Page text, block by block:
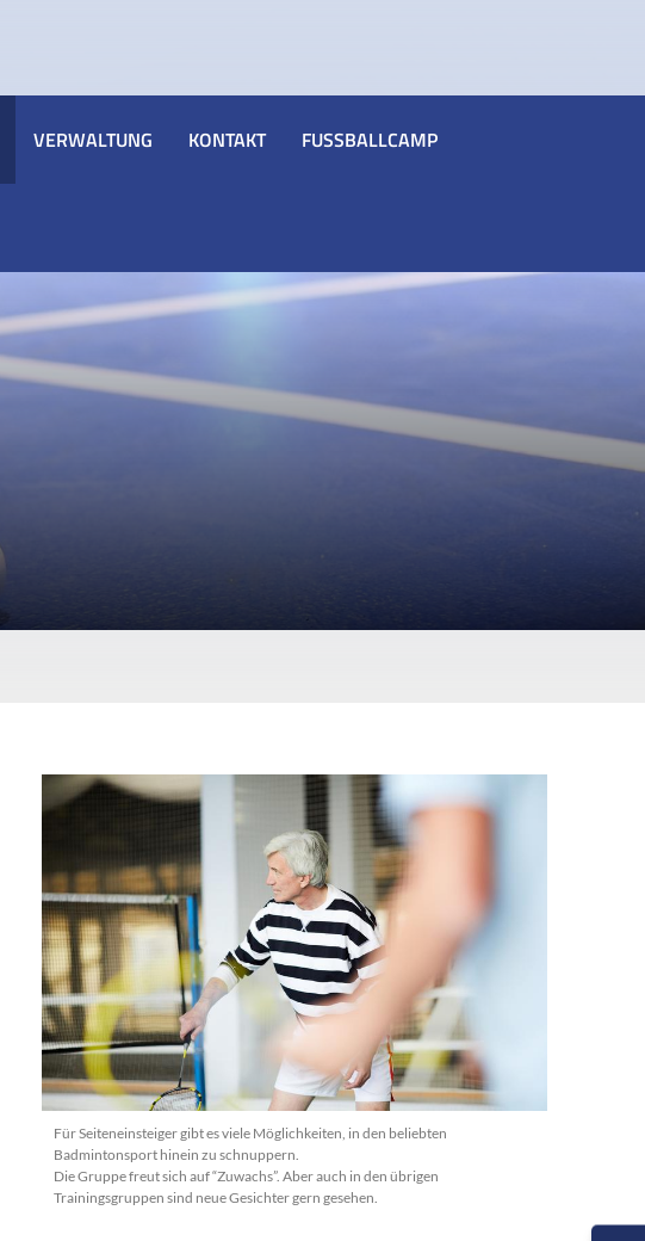
VERWALTUNG KONTAKT FUSSBALLCAMP
Für Seiteneinsteiger gibt es viele Möglichkeiten, in den beliebten
Badmintonsport hinein zu schnuppern.
Die Gruppe freut sich auf “Zuwachs”. Aber auch in den übrigen
Trainingsgruppen sind neue Gesichter gern gesehen.